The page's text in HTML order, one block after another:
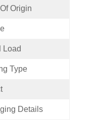
Origin:
Type:
Details: